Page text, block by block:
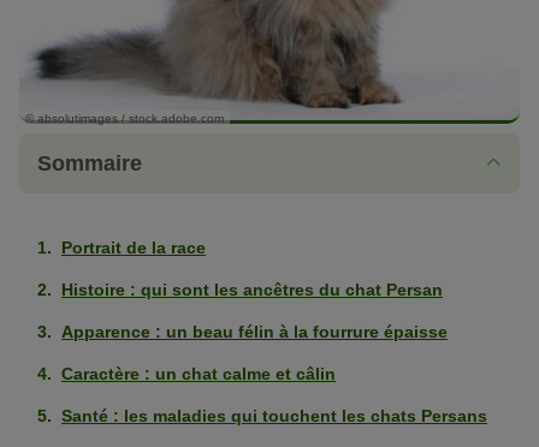
© absolutimages / stock.adobe.com
Sommaire
Portrait de la race
Histoire : qui sont les ancêtres du chat Persan
Apparence : un beau félin à la fourrure épaisse
Caractère : un chat calme et câlin
Santé : les maladies qui touchent les chats Persans